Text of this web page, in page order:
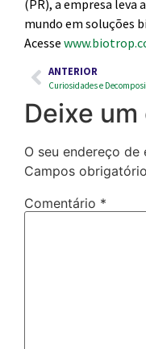
(PR), a empresa leva
mundo em soluções
Acesse
ANTERIOR
Deixe
O seu endereço
Campos
Comentário *